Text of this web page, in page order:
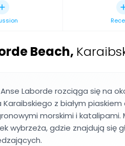
Beach,
Laborde rozciąga się na
Karaibskiego z białym
morskimi i katalipami.
wybrzeża, gdzie znajdują się